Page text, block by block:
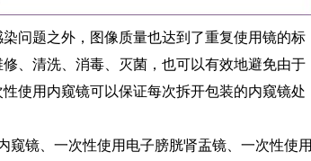
问题之外，图像质量也达到了重复使用镜的标
、清洗、消毒、灭菌，也可以有效地避免由于
使用内窥镜可以保证每次拆开包装的内窥镜处
窥镜、一次性使用电子膀胱肾盂镜、一次性使